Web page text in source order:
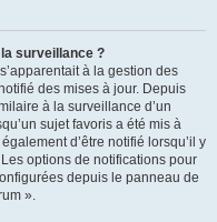
surveillance ?
à la gestion des
des mises à jour. Depuis
à la surveillance d’un
sujet favoris a été mis à
d’être notifié lorsqu’il y
options de notifications pour
depuis le panneau de
».